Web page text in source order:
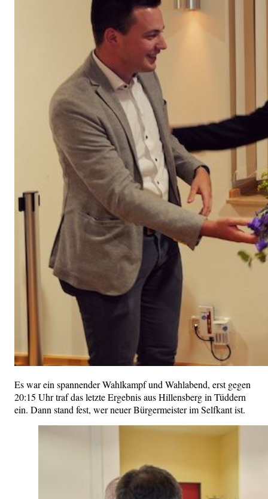
Es war ein spannender Wahlkampf und Wahlabend, erst gegen
20:15 Uhr traf das letzte Ergebnis aus Hillensberg in Tüddern
ein. Dann stand fest, wer neuer Bürgermeister im Selfkant ist.